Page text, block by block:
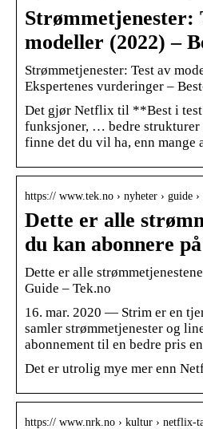
Strømmetjenester:
modeller (2022) –
Strømmetjenester: Test av
Ekspertenes vurderinger –
Det gjør Netflix til **Best i
funksjoner, … bedre strukturer
finne det du vil ha, enn mange
https:// www.tek.no › nyheter › guide
Dette er alle
du kan abonnere
Dette er alle
Guide – Tek.no
16. mar. 2020 — Strim er en
samler strømmetjenester og
abonnement til en bedre pris
Det er utrolig mye mer enn
https:// www.nrk.no › kultur › netflix-